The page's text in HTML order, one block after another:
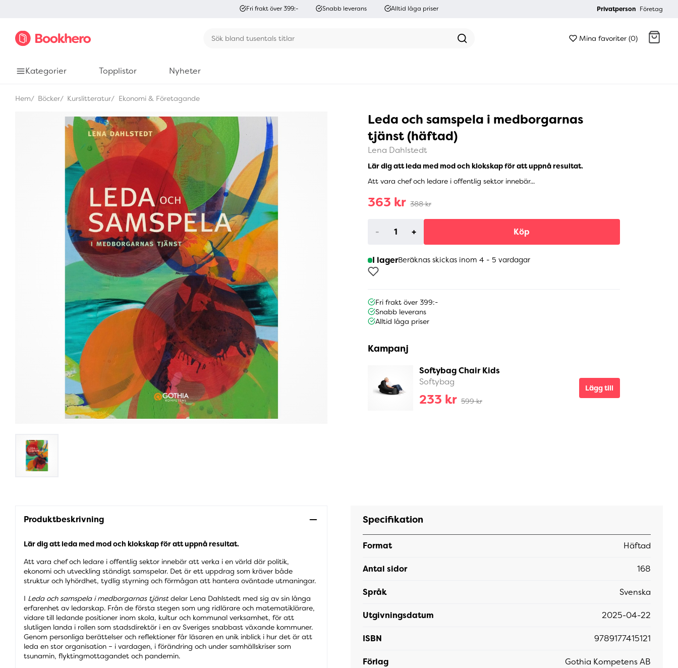
Fri frakt över 399:- Snabb leverans Alltid låga priser Privatperson Företag
Mina favoriter (0)
Kategorier Topplistor Nyheter
Hem Böcker Kurslitteratur Ekonomi & Företagande
Leda och samspela i medborgarnas
tjänst (häftad)
Lena Dahlstedt
Lär dig att leda med mod och klokskap för att uppnå resultat.
Att vara chef och ledare i offentlig sektor innebär...
363 kr 388 kr
- + Köp
I lagerBeräknas skickas inom 4 - 5 vardagar
Fri frakt över 399:-
Snabb leverans
Alltid låga priser
Kampanj
Softybag Chair Kids
Softybag
233 kr 599 kr
Lägg till
Produktbeskrivning
Lär dig att leda med mod och klokskap för att uppnå resultat.
Att vara chef och ledare i offentlig sektor innebär att verka i en värld där politik,
ekonomi och utveckling ständigt samspelar. Det är ett uppdrag som kräver både
struktur och lyhördhet, tydlig styrning och förmågan att hantera oväntade utmaningar.
I Leda och samspela i medborgarnas tjänstdelar Lena Dahlstedt med sig av sin långa
erfarenhet av ledarskap. Från de första stegen som ung ridlärare och matematiklärare,
vidare till ledande positioner inom skola, kultur och kommunal verksamhet, för att
slutligen landa i rollen som stadsdirektör i en av Sveriges snabbast växande kommuner.
Genom personliga berättelser och reflektioner får läsaren en unik inblick i hur det är att
leda en stor organisation – i vardagen, i förändring och under samhällskriser som
tsunamin, flyktingmottagandet och pandemin.
Specifikation
Format Häftad
Antal sidor 168
Språk Svenska
Utgivningsdatum 2025-04-22
ISBN 9789177415121
Förlag Gothia Kompetens AB